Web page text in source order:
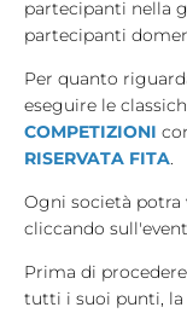
Photogallery
Videogallery
Cookie policy
Cerca
Dove siamo
partecipanti nella
partecipanti
Per quanto
eseguire le
COMPETIZIONI
RISERVATA FITA.
Ogni società
cliccando
Prima di
tutti i suoi punti,